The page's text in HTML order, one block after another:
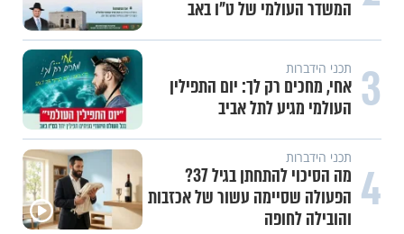
המשדר העולמי של ט"ו באב
3 תכני הידברות
אחי, מחכים רק לך: יום התפילין
העולמי מגיע לתל אביב
4 תכני הידברות
מה הסיכוי להתחתן בגיל 37?
הפעולה שסיימה עשור של אכזבות
והובילה לחופה